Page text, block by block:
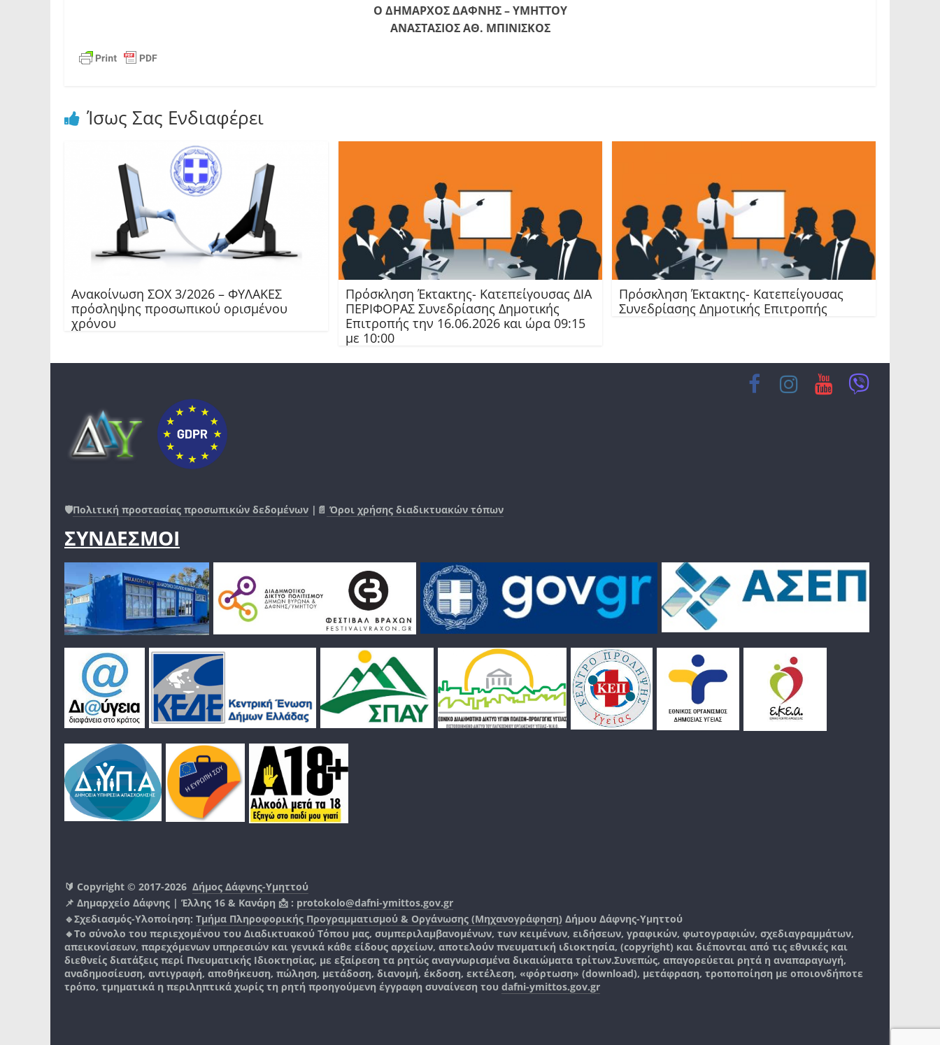
Ο ΔΗΜΑΡΧΟΣ ΔΑΦΝΗΣ – ΥΜΗΤΤΟΥ
ΑΝΑΣΤΑΣΙΟΣ ΑΘ. ΜΠΙΝΙΣΚΟΣ
Ίσως Σας Ενδιαφέρει
Ανακοίνωση ΣΟΧ 3/2026 – ΦΥΛΑΚΕΣ
πρόσληψης προσωπικού ορισμένου
χρόνου
Πρόσκληση Έκτακτης- Κατεπείγουσας ΔΙΑ
ΠΕΡΙΦΟΡΑΣ Συνεδρίασης Δημοτικής
Επιτροπής την 16.06.2026 και ώρα 09:15
με 10:00
Πρόσκληση Έκτακτης- Κατεπείγουσας
Συνεδρίασης Δημοτικής Επιτροπής
🛡️Πολιτική προστασίας προσωπικών δεδομένων |📄 Όροι χρήσης διαδικτυακών τόπων
ΣΥΝΔΕΣΜΟΙ
🔰 Copyright © 2017-2026 Δήμος Δάφνης-Υμηττού
📌 Δημαρχείο Δάφνης | Έλλης 16 & Κανάρη 📩 : protokolo@dafni-ymittos.gov.gr
🔹Σχεδιασμός-Υλοποίηση: Τμήμα Πληροφορικής Προγραμματισμού & Οργάνωσης (Μηχανογράφηση) Δήμου Δάφνης-Υμηττού
🔸Το σύνολο του περιεχομένου του Διαδικτυακού Τόπου μας, συμπεριλαμβανομένων, των κειμένων, ειδήσεων, γραφικών, φωτογραφιών, σχεδιαγραμμάτων,
απεικονίσεων, παρεχόμενων υπηρεσιών και γενικά κάθε είδους αρχείων, αποτελούν πνευματική ιδιοκτησία, (copyright) και διέπονται από τις εθνικές και
διεθνείς διατάξεις περί Πνευματικής Ιδιοκτησίας, με εξαίρεση τα ρητώς αναγνωρισμένα δικαιώματα τρίτων.Συνεπώς, απαγορεύεται ρητά η αναπαραγωγή,
αναδημοσίευση, αντιγραφή, αποθήκευση, πώληση, μετάδοση, διανομή, έκδοση, εκτέλεση, «φόρτωση» (download), μετάφραση, τροποποίηση με οποιονδήποτε
τρόπο, τμηματικά η περιληπτικά χωρίς τη ρητή προηγούμενη έγγραφη συναίνεση του dafni-ymittos.gov.gr